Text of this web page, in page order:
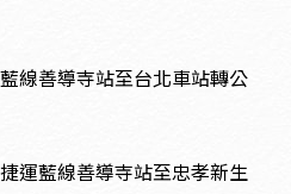
線善導寺站至台北車站轉公
捷運藍線善導寺站至忠孝新生